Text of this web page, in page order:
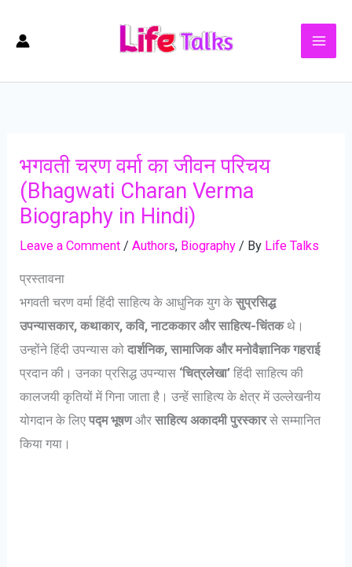
भगवती चरण वर्मा का जीवन परिचय
(Bhagwati Charan Verma
Biography in Hindi)
Leave a Comment /Authors, Biography / By Life Talks
प्रस्तावना
भगवती चरण वर्मा हिंदी साहित्य के आधुनिक युग केसुप्रसिद्ध
उपन्यासकार, कथाकार, कवि, नाटककार और साहित्य-चिंतकथे।
उन्होंने हिंदी उपन्यास कोदार्शनिक, सामाजिक और मनोवैज्ञानिक गहराई
प्रदान की। उनका प्रसिद्ध उपन्यास ‘चित्रलेखा’ हिंदी साहित्य की
कालजयी कृतियों में गिना जाता है। उन्हें साहित्य के क्षेत्र में उल्लेखनीय
योगदान के लिएपद्म भूषणऔरसाहित्य अकादमी पुरस्कारसे सम्मानित
किया गया।